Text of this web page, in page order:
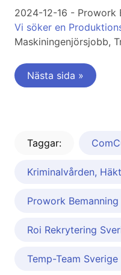
2024-12-16 - Prowork
Vi söker en
Maskiningenjörsjobb,
Nästa sida »
Taggar:
Kriminalvården,
Prowork Bemanning
Roi Rekrytering
Temp-Team Sverige